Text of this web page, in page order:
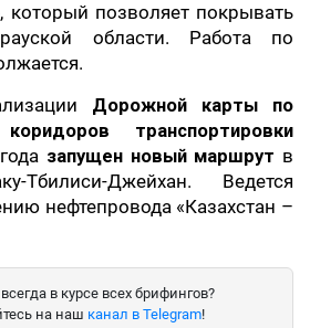
, который позволяет покрывать
области. Работа по
Дорожной карты по
транспортировки
запущен новый маршрут в
Тбилиси-Джейхан. Ведется
нефтепровода «Казахстан –
в курсе всех брифингов?
на наш канал в Telegram!